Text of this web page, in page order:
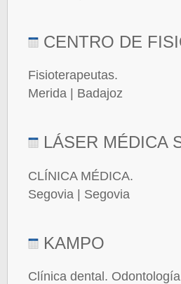
CENTRO DE
Fisioterapeutas.
Merida | Badajoz
LÁSER MÉDICA
CLÍNICA MÉDICA.
Segovia | Segovia
KAMPO
Clínica dental.